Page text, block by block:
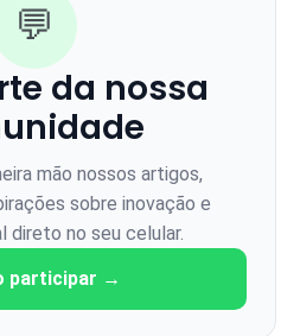
💬
da nossa
mão nossos artigos,
sobre inovação e
direto no seu celular.
participar →